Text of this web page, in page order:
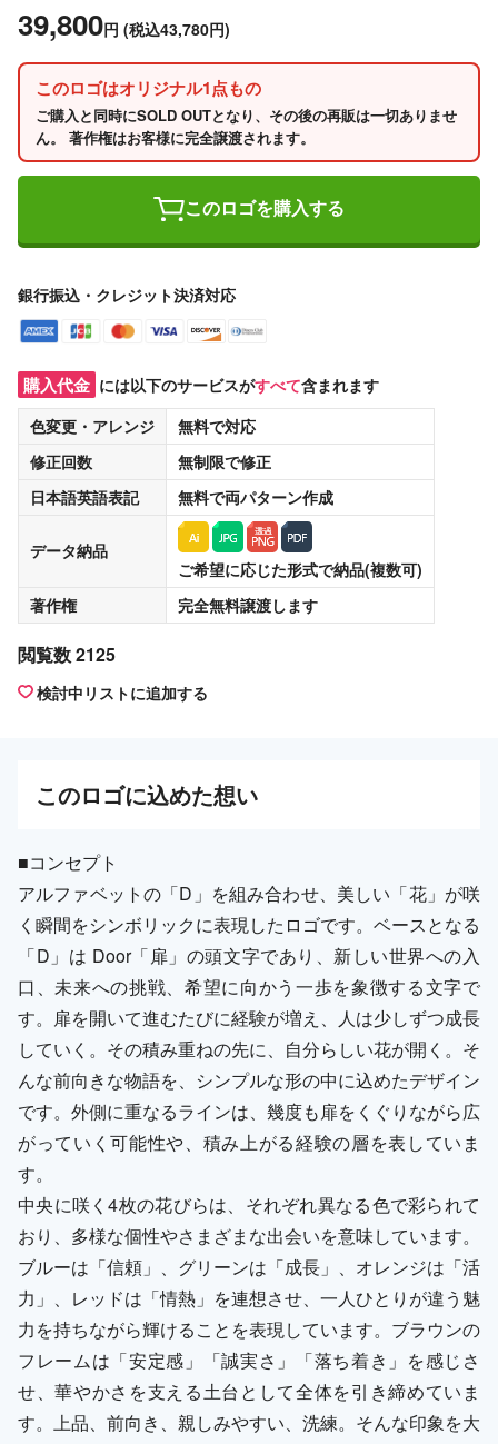
39,800円 (税込43,780円)
このロゴはオリジナル1点もの
ご購入と同時にSOLD OUTとなり、その後の再販は一切ありませ
ん。 著作権はお客様に完全譲渡されます。
このロゴを購入する
銀行振込・クレジット決済対応
購入代金 には以下のサービスがすべて含まれます
色変更・アレンジ
無料で対応
修正回数
無制限で修正
日本語英語表記
無料で両パターン作成
データ納品
ご希望に応じた形式で納品(複数可)
著作権
完全無料譲渡します
閲覧数 2125
検討中リストに追加する
このロゴに込めた想い
■コンセプト
アルファベットの「D」を組み合わせ、美しい「花」が咲
く瞬間をシンボリックに表現したロゴです。ベースとなる
「D」は Door「扉」の頭文字であり、新しい世界への入
口、未来への挑戦、希望に向かう一歩を象徴する文字で
す。扉を開いて進むたびに経験が増え、人は少しずつ成長
していく。その積み重ねの先に、自分らしい花が開く。そ
んな前向きな物語を、シンプルな形の中に込めたデザイン
です。外側に重なるラインは、幾度も扉をくぐりながら広
がっていく可能性や、積み上がる経験の層を表していま
す。
中央に咲く4枚の花びらは、それぞれ異なる色で彩られて
おり、多様な個性やさまざまな出会いを意味しています。
ブルーは「信頼」、グリーンは「成長」、オレンジは「活
力」、レッドは「情熱」を連想させ、一人ひとりが違う魅
力を持ちながら輝けることを表現しています。ブラウンの
フレームは「安定感」「誠実さ」「落ち着き」を感じさ
せ、華やかさを支える土台として全体を引き締めていま
す。上品、前向き、親しみやすい、洗練。そんな印象を大